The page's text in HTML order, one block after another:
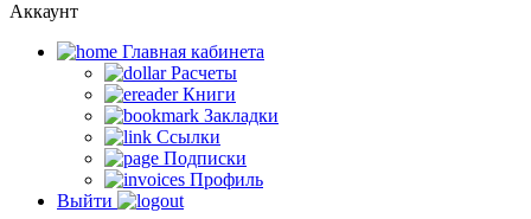
Аккаунт
Главная кабинета
Расчеты
Книги
Закладки
Ссылки
Подписки
Профиль
Выйти